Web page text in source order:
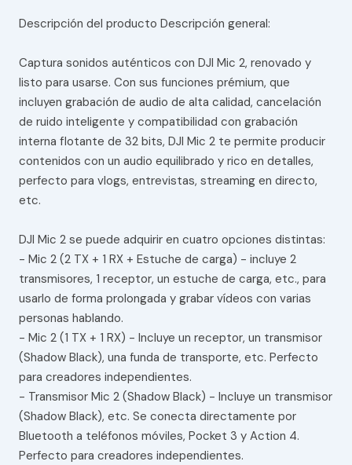
Descripción del producto Descripción general:
Captura sonidos auténticos con DJI Mic 2, renovado y
listo para usarse. Con sus funciones prémium, que
incluyen grabación de audio de alta calidad, cancelación
de ruido inteligente y compatibilidad con grabación
interna flotante de 32 bits, DJI Mic 2 te permite producir
contenidos con un audio equilibrado y rico en detalles,
perfecto para vlogs, entrevistas, streaming en directo,
etc.
DJI Mic 2 se puede adquirir en cuatro opciones distintas:
- Mic 2 (2 TX + 1 RX + Estuche de carga) - incluye 2
transmisores, 1 receptor, un estuche de carga, etc., para
usarlo de forma prolongada y grabar vídeos con varias
personas hablando.
- Mic 2 (1 TX + 1 RX) - Incluye un receptor, un transmisor
(Shadow Black), una funda de transporte, etc. Perfecto
para creadores independientes.
- Transmisor Mic 2 (Shadow Black) - Incluye un transmisor
(Shadow Black), etc. Se conecta directamente por
Bluetooth a teléfonos móviles, Pocket 3 y Action 4.
Perfecto para creadores independientes.